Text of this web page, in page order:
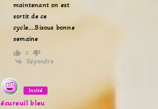
maintenant on est
sortit de ce
cycle….Bisous bonne
semaine
0
Répondre
Invité
écureuil bleu